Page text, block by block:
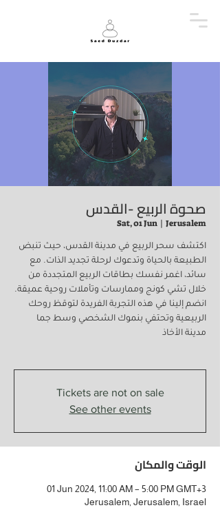
صحوة الربيع -القدس
Sat, 01 Jun
  |
Jerusalem
اكتشف سحر الربيع في مدينة القدس، حيث تنبض
الطبيعة بالحياة وتدعوك لرحلة تجديد الذات. مع
سائد، اغمر نفسك بطاقات الربيع المتجددة من
خلال تشي كونج وممارسات وتأملات روحية عميقة.
انضم إلينا في هذه التجربة الفريدة لتوقظ روحك
الربيعية وتحتفي بنموك الشخصي وسط جما
مدينة الأخاذ
Tickets are not on sale
See other events
الوقت والمكان
01 Jun 2024, 11:00 AM – 5:00 PM GMT+3
Jerusalem, Jerusalem, Israel